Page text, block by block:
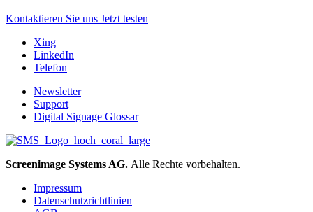
Kontaktieren Sie uns Jetzt testen
Xing
LinkedIn
Telefon
Newsletter
Support
Digital Signage Glossar
Screenimage Systems AG. Alle Rechte vorbehalten.
Impressum
Datenschutzrichtlinien